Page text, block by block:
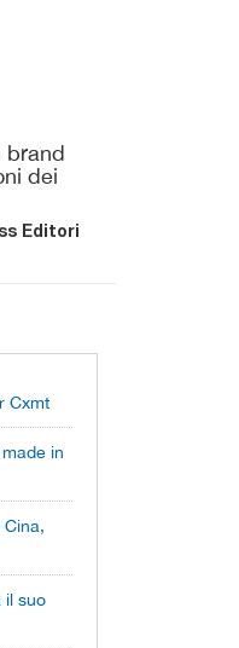
brand
dei
Editori
Cxmt
in
il suo